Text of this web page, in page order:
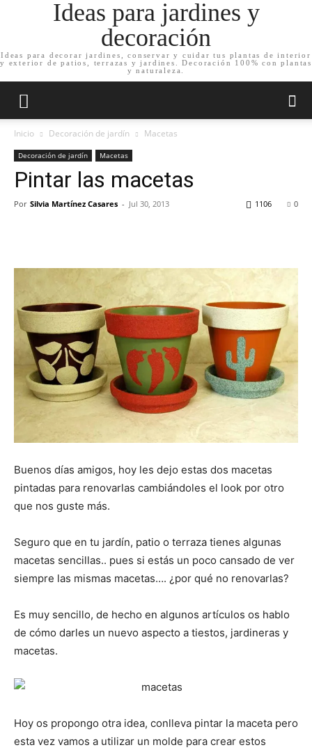
Ideas para jardines y
decoración
Ideas para decorar jardines, conservar y cuidar tus plantas de interior
y exterior de patios, terrazas y jardines. Decoración 100% con plantas
y naturaleza.
Inicio Decoración de jardín Macetas
Decoración de jardín Macetas
Pintar las macetas
Por Silvia Martínez Casares - Jul 30, 2013 0
1106
Buenos días amigos, hoy les dejo estas dos macetas
pintadas para renovarlas cambiándoles el look por otro
que nos guste más.
Seguro que en tu jardín, patio o terraza tienes algunas
macetas sencillas.. pues si estás un poco cansado de ver
siempre las mismas macetas…. ¿por qué no renovarlas?
Es muy sencillo, de hecho en algunos artículos os hablo
de cómo darles un nuevo aspecto a tiestos, jardineras y
macetas.
Hoy os propongo otra idea, conlleva pintar la maceta pero
esta vez vamos a utilizar un molde para crear estos